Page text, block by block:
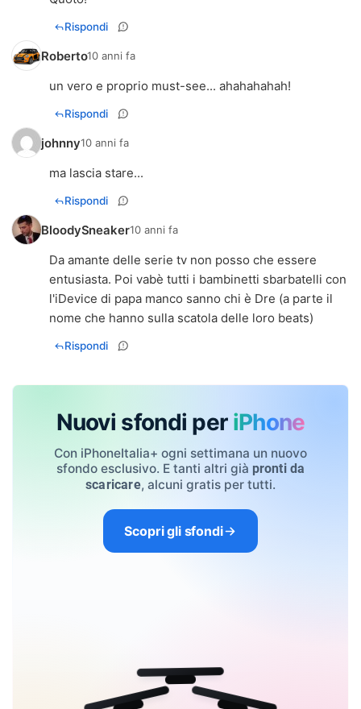
Rispondi
Roberto10 anni fa
un vero e proprio must-see... ahahahahah!
Rispondi
johnny10 anni fa
ma lascia stare...
Rispondi
BloodySneaker10 anni fa
Da amante delle serie tv non posso che essere
entusiasta. Poi vabè tutti i bambinetti sbarbatelli con
l'iDevice di papa manco sanno chi è Dre (a parte il
nome che hanno sulla scatola delle loro beats)
Rispondi
Nuovi sfondi per iPhone
Con iPhoneItalia+ ogni settimana un nuovo
sfondo esclusivo. E tanti altri già pronti da
scaricare, alcuni gratis per tutti.
Scopri gli sfondi